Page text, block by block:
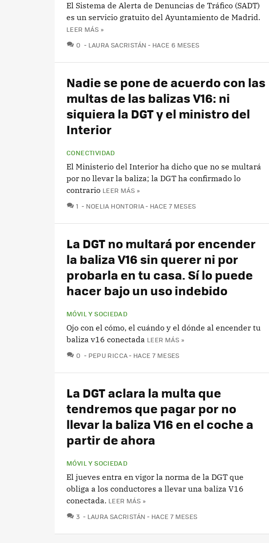
El Sistema de Alerta de Denuncias de Tráfico (SADT)
es un servicio gratuito del Ayuntamiento de Madrid.
LEER MÁS »
0 COMENTARIOS
LAURA SACRISTÁN HACE 6 MESES
Nadie se pone de acuerdo con las
multas de las balizas V16: ni
siquiera la DGT y el ministro del
Interior
CONECTIVIDAD
El Ministerio del Interior ha dicho que no se multará
por no llevar la baliza; la DGT ha confirmado lo
contrario LEER MÁS »
1 COMENTARIOS
NOELIA HONTORIA HACE 7 MESES
La DGT no multará por encender
la baliza V16 sin querer ni por
probarla en tu casa. Sí lo puede
hacer bajo un uso indebido
MÓVIL Y SOCIEDAD
Ojo con el cómo, el cuándo y el dónde al encender tu
baliza v16 conectada LEER MÁS »
0 COMENTARIOS
PEPU RICCA HACE 7 MESES
La DGT aclara la multa que
tendremos que pagar por no
llevar la baliza V16 en el coche a
partir de ahora
MÓVIL Y SOCIEDAD
El jueves entra en vigor la norma de la DGT que
obliga a los conductores a llevar una baliza V16
conectada. LEER MÁS »
3 COMENTARIOS
LAURA SACRISTÁN HACE 7 MESES